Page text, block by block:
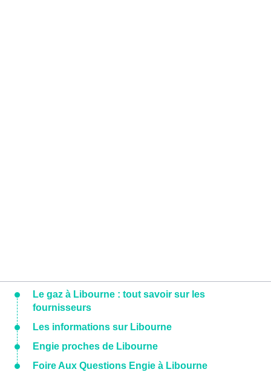
Le gaz à Libourne : tout savoir sur les
fournisseurs
Les informations sur Libourne
Engie proches de Libourne
Foire Aux Questions Engie à Libourne